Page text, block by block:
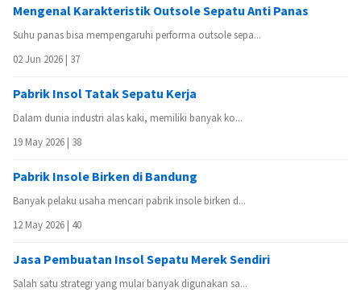
Mengenal Karakteristik Outsole Sepatu Anti Panas
Suhu panas bisa mempengaruhi performa outsole sepa...
02 Jun 2026 | 37
Pabrik Insol Tatak Sepatu Kerja
Dalam dunia industri alas kaki, memiliki banyak ko...
19 May 2026 | 38
Pabrik Insole Birken di Bandung
Banyak pelaku usaha mencari pabrik insole birken d...
12 May 2026 | 40
Jasa Pembuatan Insol Sepatu Merek Sendiri
Salah satu strategi yang mulai banyak digunakan sa...